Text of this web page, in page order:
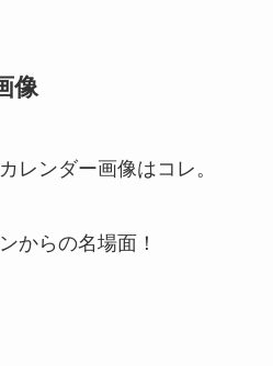
像
レンダー画像はコレ。
からの名場面！